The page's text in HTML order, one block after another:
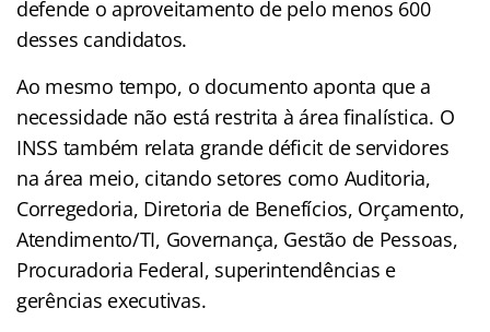
defende o aproveitamento de pelo menos 600
desses candidatos.
Ao mesmo tempo, o documento aponta que a
necessidade não está restrita à área finalística. O
INSS também relata grande déficit de servidores
na área meio, citando setores como Auditoria,
Corregedoria, Diretoria de Benefícios, Orçamento,
Atendimento/TI, Governança, Gestão de Pessoas,
Procuradoria Federal, superintendências e
gerências executivas.